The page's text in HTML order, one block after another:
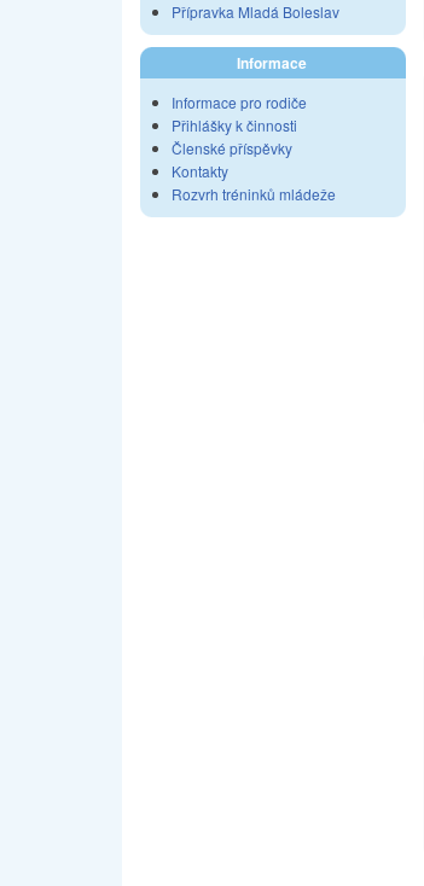
Přípravka Mladá Boleslav
Informace
Informace pro rodiče
Přihlášky k činnosti
Členské příspěvky
Kontakty
Rozvrh tréninků mládeže